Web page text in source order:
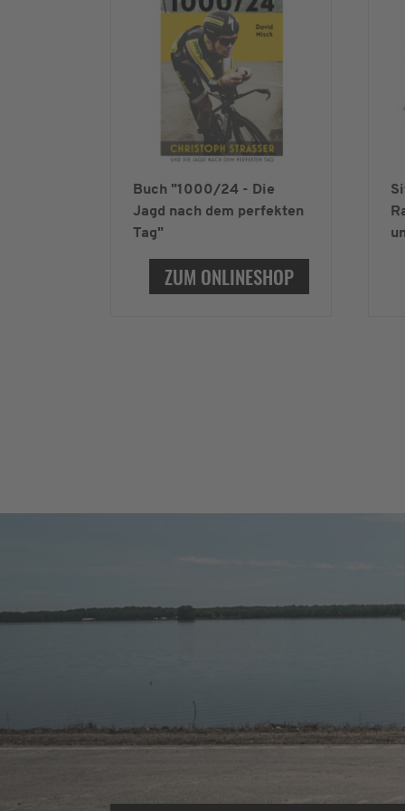
Buch "1000/24 - Die
Jagd nach dem perfekten
Tag"
ZUM ONLINESHOP